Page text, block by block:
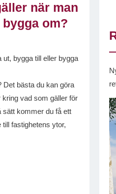
när man
om?
ut, bygga till eller bygga
Det bästa du kan göra
vad som gäller för
sätt kommer du få ett
fastighetens ytor,